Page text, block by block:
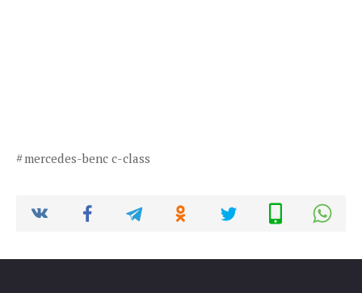
mercedes-benc c-class